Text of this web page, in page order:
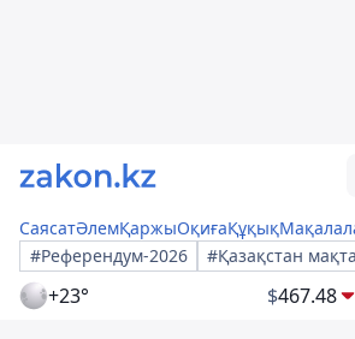
СаясатӘлемҚаржыОқиғаҚұқық
#Референдум-2026
#Қазақстан
+23° $467.48